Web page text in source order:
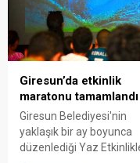
Giresun’da etkinlik
maratonu tamamlandı
Giresun Belediyesi'nin
yaklaşık bir ay boyunca
düzenlediği Yaz